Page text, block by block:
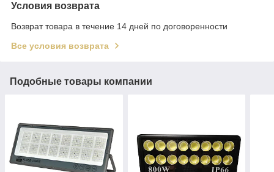
Условия возврата
Возврат товара в течение 14 дней по договоренности
Все условия возврата
Подобные товары компании